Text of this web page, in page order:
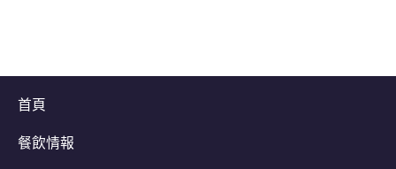
首頁
餐飲情報